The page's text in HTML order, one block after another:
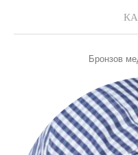
Бронзов